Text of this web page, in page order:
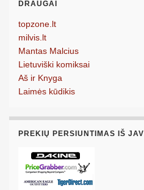
DRAUGAI
topzone.lt
milvis.lt
Mantas Malcius
Lietuviški komiksai
Aš ir Knyga
Laimės kūdikis
PREKIŲ PERSIUNTIMAS IŠ JAV